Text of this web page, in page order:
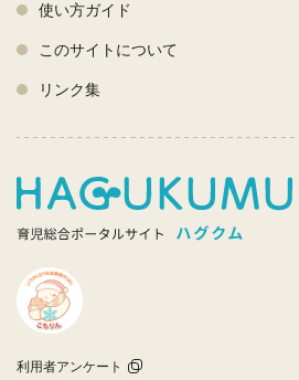
使い方ガイド
このサイトについて
リンク集
利用者アンケート